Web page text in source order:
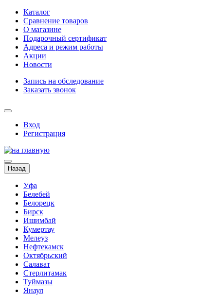
Каталог
Сравнение товаров
О магазине
Подарочный сертификат
Адреса и режим работы
Акции
Новости
Запись на обследование
Заказать звонок
Вход
Регистрация
Назад
Уфа
Белебей
Белорецк
Бирск
Ишимбай
Кумертау
Мелеуз
Нефтекамск
Октябрьский
Салават
Стерлитамак
Туймазы
Янаул